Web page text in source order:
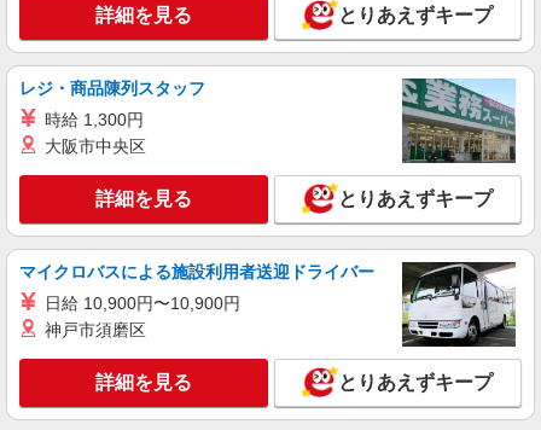
東京都北区
キープ 詳細を見る
派遣社員
株式会社kotrio /●SW-H1-2098840
東十条駅＊サ高住＊シフト融通が利くため子育
て世代から大人気♪
時給2400円〜3000円 ＜日払い有/週払い有/交
通費全支給(ガソリン代含む)＞
東京都北区
キープ 詳細を見る
紹介予定派遣
株式会社トラストグロース 新宿本社 第3営業部
詳細を見る とりあえずキープ
レジ・商品陳列スタッフ
時給 1,300円
大阪市中央区
詳細を見る とりあえずキープ
マイクロバスによる施設利用者送迎ドライバー
日給 10,900円〜10,900円
神戸市須磨区
詳細を見る とりあえずキープ